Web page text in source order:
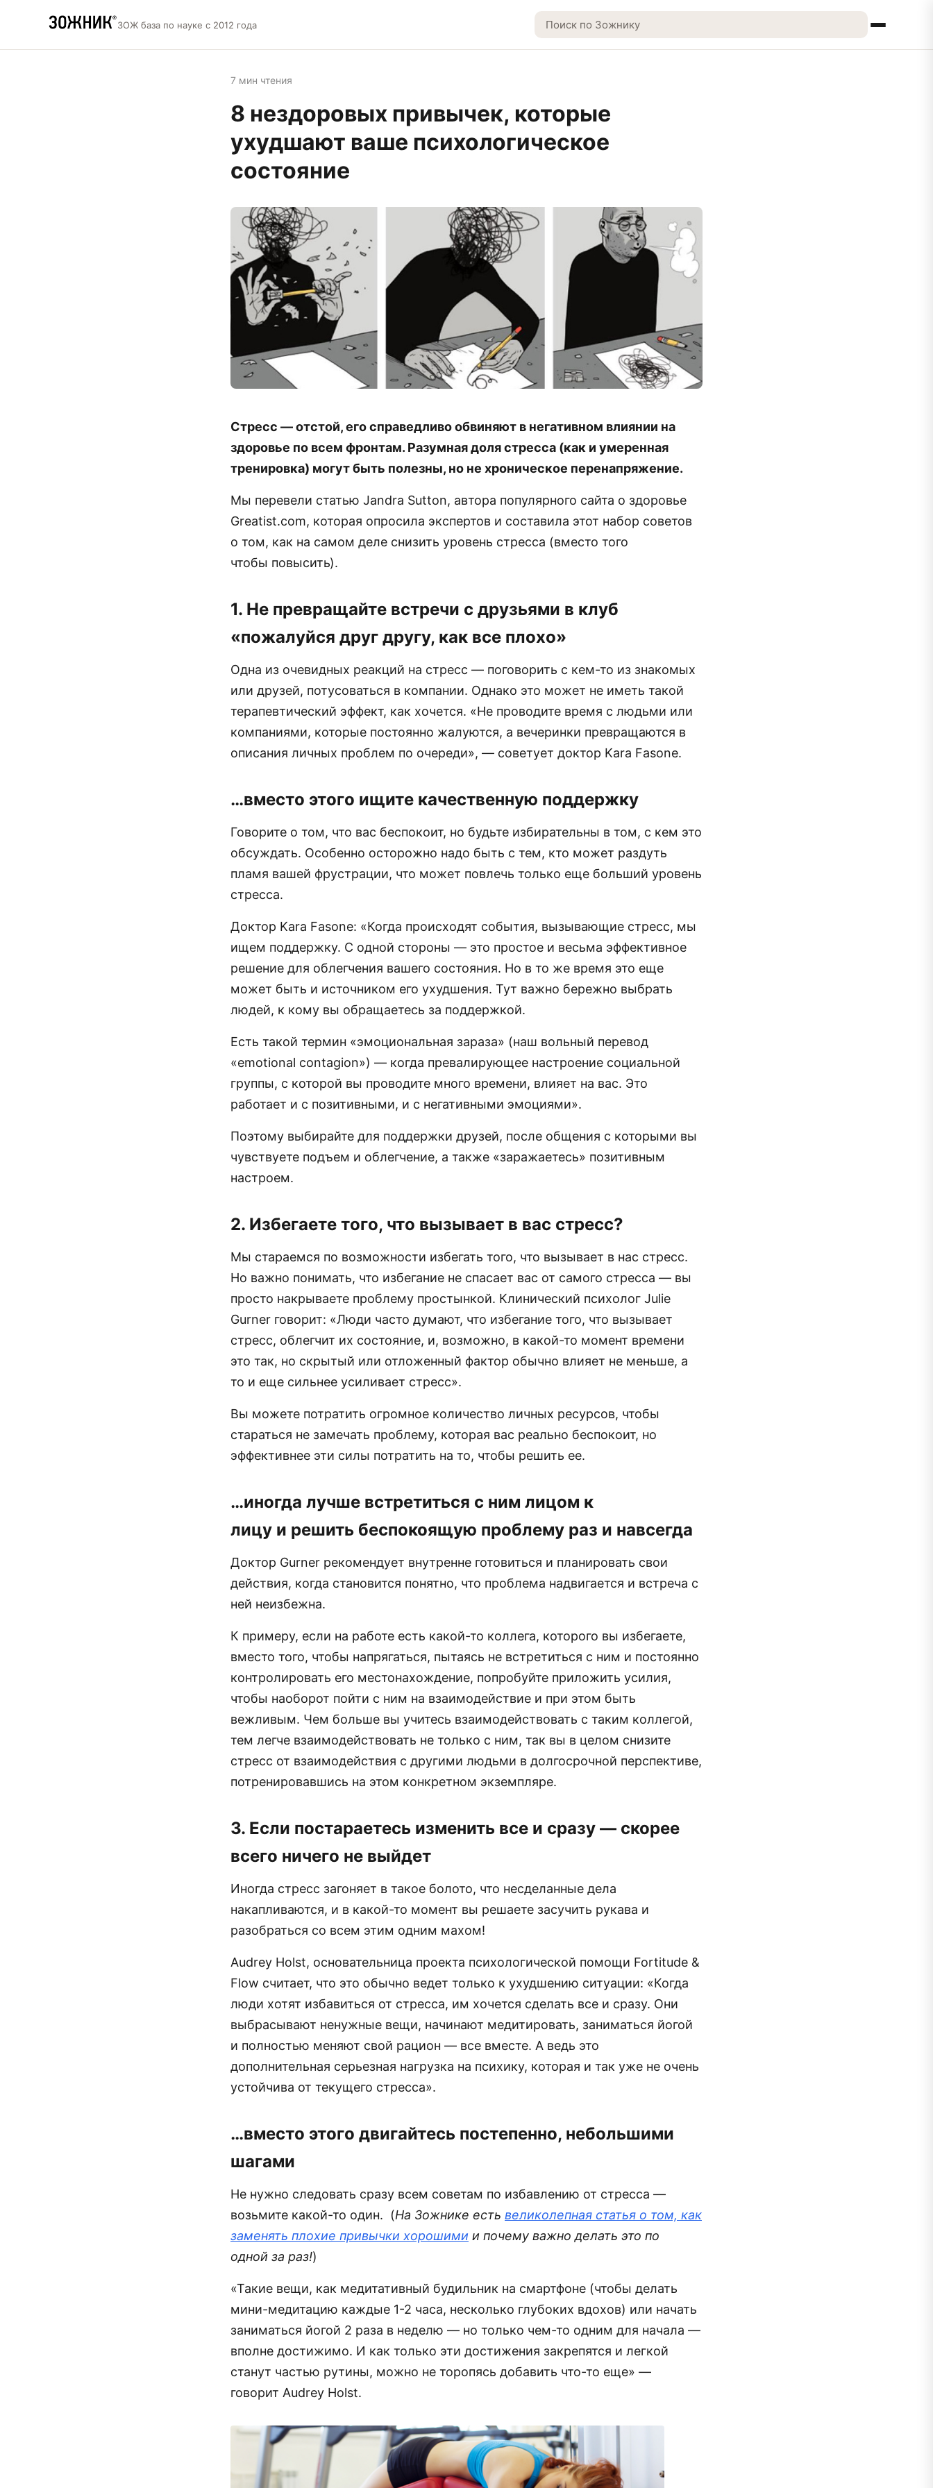
ЗОЖ база по науке с 2012 года
7 мин чтения
8 нездоровых привычек, которые
ухудшают ваше психологическое
состояние
Стресс — отстой, его справедливо обвиняют в негативном влиянии на
здоровье по всем фронтам. Разумная доля стресса (как и умеренная
тренировка) могут быть полезны, но не хроническое перенапряжение.
Мы перевели статью Jandra Sutton, автора популярного сайта о здоровье
Greatist.com, которая опросила экспертов и составила этот набор советов
о том, как на самом деле снизить уровень стресса (вместо того
чтобы повысить).
1. Не превращайте встречи с друзьями в клуб
«пожалуйся друг другу, как все плохо»
Одна из очевидных реакций на стресс — поговорить с кем-то из знакомых
или друзей, потусоваться в компании. Однако это может не иметь такой
терапевтический эффект, как хочется. «Не проводите время с людьми или
компаниями, которые постоянно жалуются, а вечеринки превращаются в
описания личных проблем по очереди», — советует доктор Kara Fasone.
…вместо этого ищите качественную поддержку
Говорите о том, что вас беспокоит, но будьте избирательны в том, с кем это
обсуждать. Особенно осторожно надо быть с тем, кто может раздуть
пламя вашей фрустрации, что может повлечь только еще больший уровень
стресса.
Доктор Kara Fasone: «Когда происходят события, вызывающие стресс, мы
ищем поддержку. С одной стороны — это простое и весьма эффективное
решение для облегчения вашего состояния. Но в то же время это еще
может быть и источником его ухудшения. Тут важно бережно выбрать
людей, к кому вы обращаетесь за поддержкой.
Есть такой термин «эмоциональная зараза» (наш вольный перевод
«emotional contagion») — когда превалирующее настроение социальной
группы, с которой вы проводите много времени, влияет на вас. Это
работает и с позитивными, и с негативными эмоциями».
Поэтому выбирайте для поддержки друзей, после общения с которыми вы
чувствуете подъем и облегчение, а также «заражаетесь» позитивным
настроем.
2. Избегаете того, что вызывает в вас стресс?
Мы стараемся по возможности избегать того, что вызывает в нас стресс.
Но важно понимать, что избегание не спасает вас от самого стресса — вы
просто накрываете проблему простынкой. Клинический психолог Julie
Gurner говорит: «Люди часто думают, что избегание того, что вызывает
стресс, облегчит их состояние, и, возможно, в какой-то момент времени
это так, но скрытый или отложенный фактор обычно влияет не меньше, а
то и еще сильнее усиливает стресс».
Вы можете потратить огромное количество личных ресурсов, чтобы
стараться не замечать проблему, которая вас реально беспокоит, но
эффективнее эти силы потратить на то, чтобы решить ее.
…иногда лучше встретиться с ним лицом к
лицу и решить беспокоящую проблему раз и навсегда
Доктор Gurner рекомендует внутренне готовиться и планировать свои
действия, когда становится понятно, что проблема надвигается и встреча с
ней неизбежна.
К примеру, если на работе есть какой-то коллега, которого вы избегаете,
вместо того, чтобы напрягаться, пытаясь не встретиться с ним и постоянно
контролировать его местонахождение, попробуйте приложить усилия,
чтобы наоборот пойти с ним на взаимодействие и при этом быть
вежливым. Чем больше вы учитесь взаимодействовать с таким коллегой,
тем легче взаимодействовать не только с ним, так вы в целом снизите
стресс от взаимодействия с другими людьми в долгосрочной перспективе,
потренировавшись на этом конкретном экземпляре.
3. Если постараетесь изменить все и сразу — скорее
всего ничего не выйдет
Иногда стресс загоняет в такое болото, что несделанные дела
накапливаются, и в какой-то момент вы решаете засучить рукава и
разобраться со всем этим одним махом!
Audrey Holst, основательница проекта психологической помощи Fortitude &
Flow считает, что это обычно ведет только к ухудшению ситуации: «Когда
люди хотят избавиться от стресса, им хочется сделать все и сразу. Они
выбрасывают ненужные вещи, начинают медитировать, заниматься йогой
и полностью меняют свой рацион — все вместе. А ведь это
дополнительная серьезная нагрузка на психику, которая и так уже не очень
устойчива от текущего стресса».
…вместо этого двигайтесь постепенно, небольшими
шагами
Не нужно следовать сразу всем советам по избавлению от стресса —
возьмите какой-то один. (На Зожнике есть великолепная статья о том, как
заменять плохие привычки хорошими и почему важно делать это по
одной за раз!)
«Такие вещи, как медитативный будильник на смартфоне (чтобы делать
мини-медитацию каждые 1-2 часа, несколько глубоких вдохов) или начать
заниматься йогой 2 раза в неделю — но только чем-то одним для начала —
вполне достижимо. И как только эти достижения закрепятся и легкой
станут частью рутины, можно не торопясь добавить что-то еще» —
говорит Audrey Holst.